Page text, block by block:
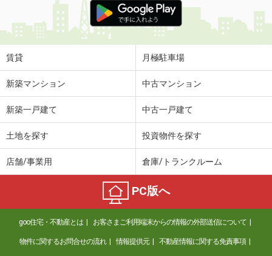
賃貸 月極駐車場
新築マンション 中古マンション
新築一戸建て 中古一戸建て
土地を探す 投資物件を探す
店舗/事業用 倉庫/トランクルーム
PC版へ
goo住宅・不動産とは お客さまご利用端末からの情報の外部送信について
物件に関するお問合せの流れ 情報提供元 不動産情報に関する免責事項